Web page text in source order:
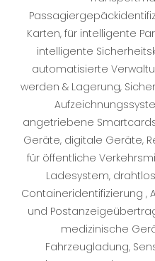
Karten, für intelligente
intelligente
automatisierte
werden & Lagerung,
angetriebene
Geräte, digitale Geräte,
für öffentliche
Ladesystem,
Containeridentifizierung ,
und
medizinische
Fahrzeugladung,